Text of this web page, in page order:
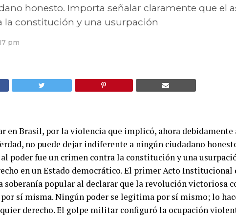
honesto. Importa señalar claramente que el
constitución y una usurpación
pm
en Brasil, por la violencia que implicó, ahora debidamente
no puede dejar indiferente a ningún ciudadano
poder fue un crimen contra la constitución y una
en un Estado democrático. El primer Acto Institucional
soberanía popular al declarar que la revolución victoriosa
sí misma. Ningún poder se legitima por sí mismo; lo
derecho. El golpe militar configuró la ocupación